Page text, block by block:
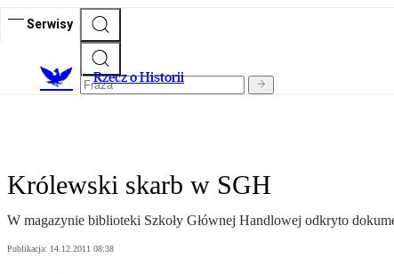
Serwisy
Rzecz o Historii
Królewski skarb w SGH
W magazynie biblioteki Szkoły Głównej Handlowej odkryto
Publikacja: 14.12.2011 08:38